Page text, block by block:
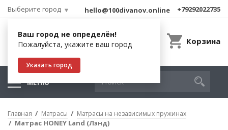
Выберите город
Ваш город не определён!
Пожалуйста, укажите ваш город
Указать город
hello@100divanov.online +79292022735
Корзина
МЕНЮ
Главная Матрасы Матрасы на независимых пружинах
Матрас HONEY Land (Лэнд)